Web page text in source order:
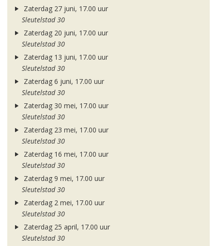
Zaterdag 27 juni, 17.00 uur
Sleutelstad 30
Zaterdag 20 juni, 17.00 uur
Sleutelstad 30
Zaterdag 13 juni, 17.00 uur
Sleutelstad 30
Zaterdag 6 juni, 17.00 uur
Sleutelstad 30
Zaterdag 30 mei, 17.00 uur
Sleutelstad 30
Zaterdag 23 mei, 17.00 uur
Sleutelstad 30
Zaterdag 16 mei, 17.00 uur
Sleutelstad 30
Zaterdag 9 mei, 17.00 uur
Sleutelstad 30
Zaterdag 2 mei, 17.00 uur
Sleutelstad 30
Zaterdag 25 april, 17.00 uur
Sleutelstad 30